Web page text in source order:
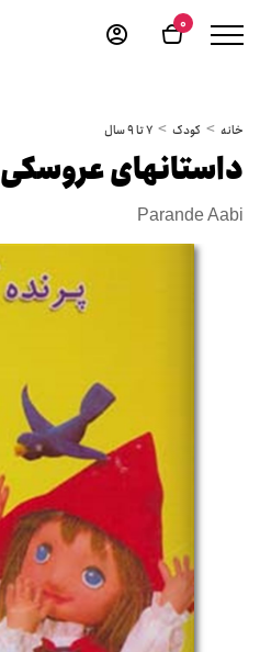
0
خانه کودک 7 تا 9 سال
داستانهای عروسکی 14 (پرنده آبی)
Parande Aabi